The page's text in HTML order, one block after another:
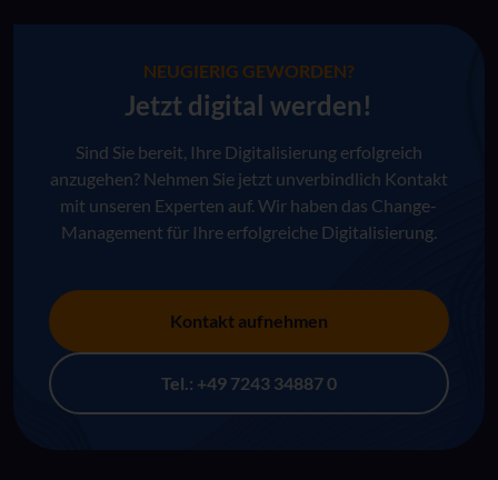
NEUGIERIG GEWORDEN?
Jetzt digital werden!
Sind Sie bereit, Ihre Digitalisierung erfolgreich
anzugehen? Nehmen Sie jetzt unverbindlich Kontakt
mit unseren Experten auf. Wir haben das Change-
Management für Ihre erfolgreiche Digitalisierung.
Kontakt aufnehmen
Tel.: +49 7243 34887 0